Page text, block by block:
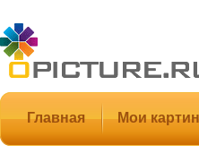
Главная Мои